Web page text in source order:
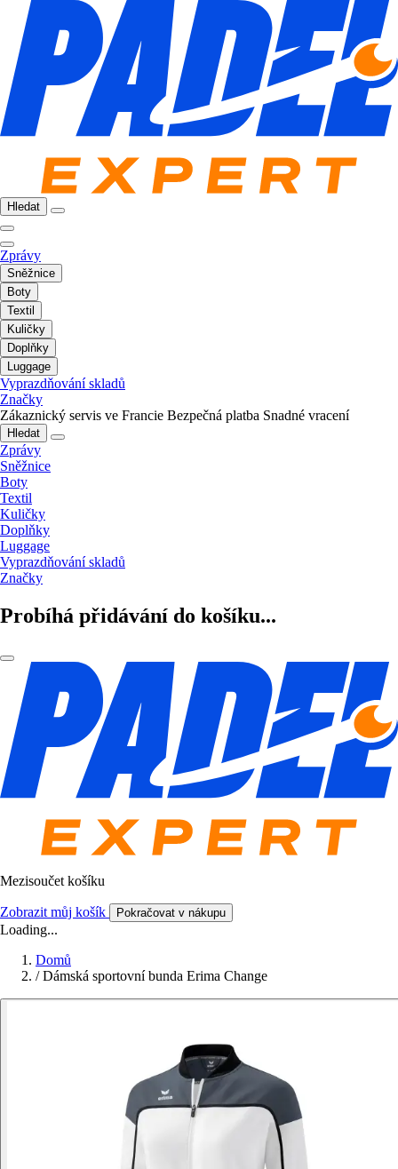
Hledat
Zprávy
Sněžnice
Boty
Textil
Kuličky
Doplňky
Luggage
Vyprazdňování skladů
Značky
Zákaznický servis ve Francie Bezpečná platba Snadné vracení
Hledat
Zprávy
Sněžnice
Boty
Textil
Kuličky
Doplňky
Luggage
Vyprazdňování skladů
Značky
Probíhá přidávání do košíku...
Mezisoučet košíku
Zobrazit můj košík Pokračovat v nákupu
Loading...
Domů
/ Dámská sportovní bunda Erima Change